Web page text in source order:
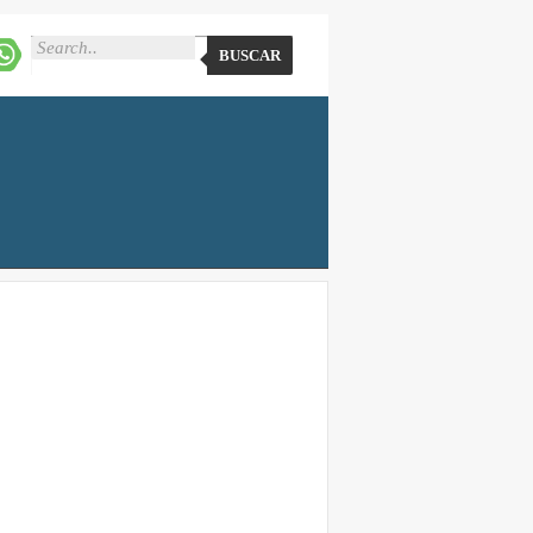
BUSCAR